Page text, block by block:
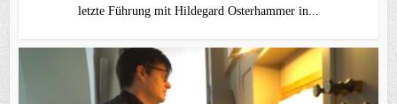
letzte Führung mit Hildegard Osterhammer in...